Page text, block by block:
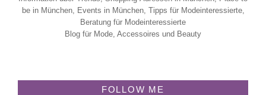
be in München, Events in München, Tipps für Modeinteressierte,
Beratung für Modeinteressierte
Blog für Mode, Accessoires und Beauty
FOLLOW ME